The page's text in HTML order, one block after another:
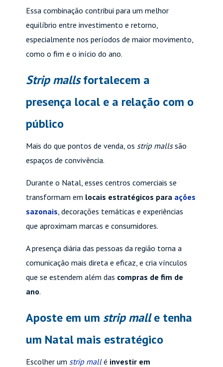
Essa combinação contribui para um melhor
equilíbrio entre investimento e retorno,
especialmente nos períodos de maior movimento,
como o fim e o início do ano.
Strip mallsfortalecem a
presença local e a relação com o
público
Mais do que pontos de venda, os strip mallssão
espaços de convivência.
Durante o Natal, esses centros comerciais se
transformam em locais estratégicos para ações
sazonais , decorações temáticas e experiências
que aproximam marcas e consumidores.
A presença diária das pessoas da região torna a
comunicação mais direta e eficaz, e cria vínculos
que se estendem além das compras de fim de
ano.
Aposte em um strip malle tenha
um Natal mais estratégico
Escolher um strip mallé investir em